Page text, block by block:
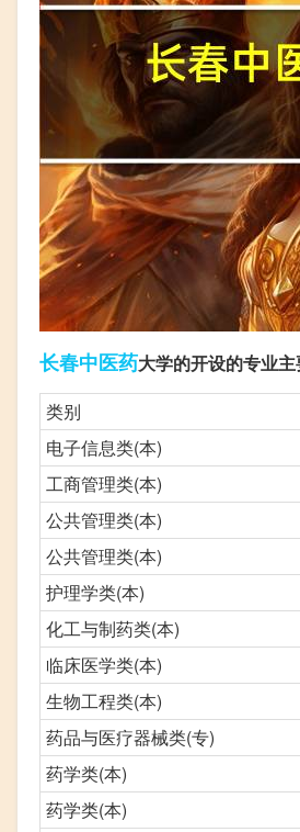
长春中医药大学的开设的专业
类别
电子信息类(本)
工商管理类(本)
公共管理类(本)
公共管理类(本)
护理学类(本)
化工与制药类(本)
临床医学类(本)
生物工程类(本)
药品与医疗器械类(专)
药学类(本)
药学类(本)